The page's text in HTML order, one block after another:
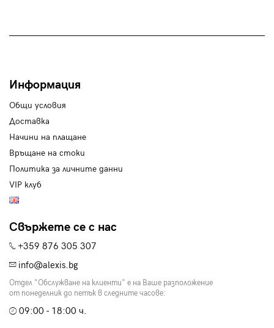
Информация
Общи условия
Доставка
Начини на плащане
Връщане на стоки
Политика за личните данни
VIP клуб
Свържете се с нас
+359 876 305 307
info@alexis.bg
Отдел "Обслужване на клиенти" е на Ваше разположение
от понеделник до петък в следните часове:
09:00 - 18:00 ч.